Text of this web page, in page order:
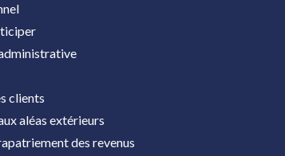
clients
aléas extérieurs
des revenus